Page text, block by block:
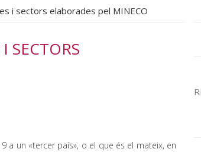
i sectors elaborades pel MINECO
SECTORS
a un «tercer país», o el que és el mateix, en